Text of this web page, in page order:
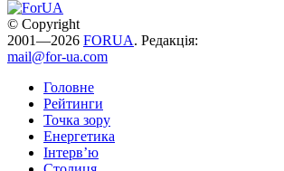
© Copyright
2001—2026 FORUA. Редакція:
mail@for-ua.com
Головне
Рейтинги
Точка зору
Енергетика
Інтерв’ю